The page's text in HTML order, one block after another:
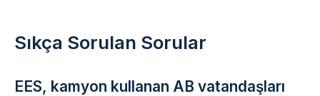
Sıkça Sorulan Sorular
EES, kamyon kullanan AB vatandaşları